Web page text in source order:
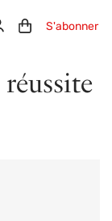
ConnexionPanier (0)
S'abonner